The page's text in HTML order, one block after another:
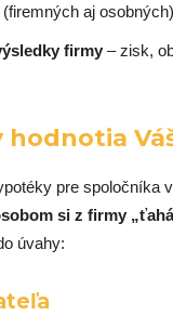
(firemných aj
firmy – zisk,
hodnotia
pre spoločníka
si z firmy
úvahy: